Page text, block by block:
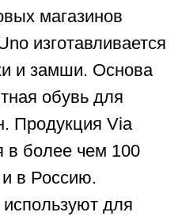
магазинов
изготавливается
и замши. Основа
обувь для
Продукция Via
в более чем 100
и в Россию.
для